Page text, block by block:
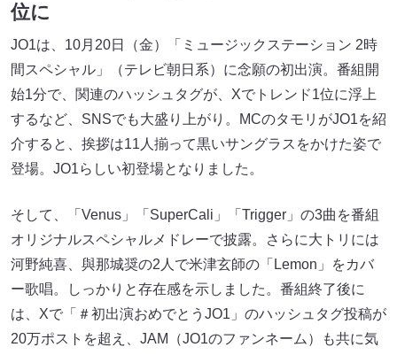
位に
JO1は、10月20日（金）「ミュージックステーション 2時
間スペシャル」（テレビ朝日系）に念願の初出演。番組開
始1分で、関連のハッシュタグが、Xでトレンド1位に浮上
するなど、SNSでも大盛り上がり。MCのタモリがJO1を紹
介すると、挨拶は11人揃って黒いサングラスをかけた姿で
登場。JO1らしい初登場となりました。
そして、「Venus」「SuperCali」「Trigger」の3曲を番組
オリジナルスペシャルメドレーで披露。さらに大トリには
河野純喜、與那城奨の2人で米津玄師の「Lemon」をカバ
ー歌唱。しっかりと存在感を示しました。番組終了後に
は、Xで「＃初出演おめでとうJO1」のハッシュタグ投稿が
20万ポストを超え、JAM（JO1のファンネーム）も共に気